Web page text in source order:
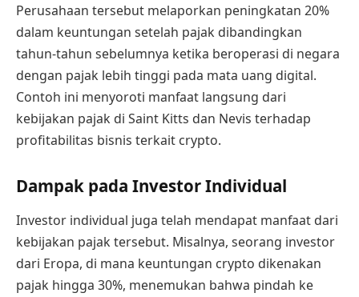
Perusahaan tersebut melaporkan peningkatan 20%
dalam keuntungan setelah pajak dibandingkan
tahun-tahun sebelumnya ketika beroperasi di negara
dengan pajak lebih tinggi pada mata uang digital.
Contoh ini menyoroti manfaat langsung dari
kebijakan pajak di Saint Kitts dan Nevis terhadap
profitabilitas bisnis terkait crypto.
Dampak pada Investor Individual
Investor individual juga telah mendapat manfaat dari
kebijakan pajak tersebut. Misalnya, seorang investor
dari Eropa, di mana keuntungan crypto dikenakan
pajak hingga 30%, menemukan bahwa pindah ke